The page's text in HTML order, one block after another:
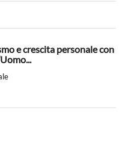
e crescita personale con